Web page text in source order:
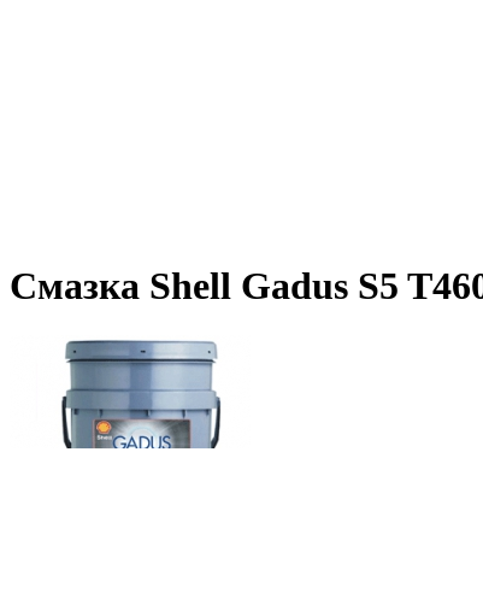
Смазка Shell Gadus S5